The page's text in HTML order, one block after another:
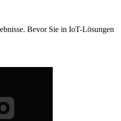
Bevor Sie in IoT-Lösungen